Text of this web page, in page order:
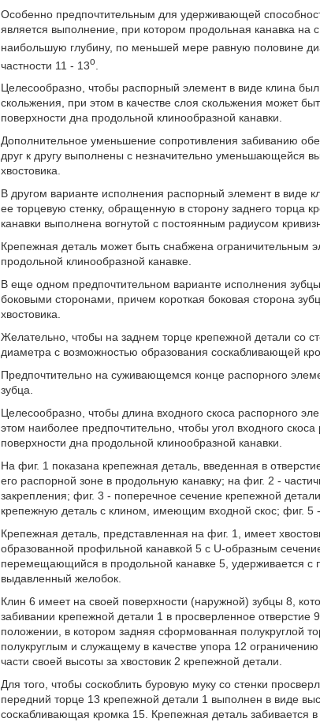
Особенно предпочтительным для удерживающей
является выполнение, при котором продольная канавка
наибольшую глубину, по меньшей мере равную половине
частности 11 - 13o
Целесообразно, чтобы распорный элемент в виде клина
скольжения, при этом в качестве слоя скольжения может
поверхности дна продольной клинообразной канавки.
Дополнительное уменьшение сопротивления забиванию
друг к другу выполнены с незначительно уменьшающейся
хвостовика.
В другом варианте исполнения распорный элемент в виде
ее торцевую стенку, обращенную в сторону заднего торца
канавки выполнена вогнутой с постоянным радиусом
Крепежная деталь может быть снабжена
продольной клинообразной канавке.
В еще одном предпочтительном варианте исполнения
боковыми сторонами, причем короткая боковая сторона
хвостовика.
Желательно, чтобы на заднем торце крепежной детали со
диаметра с возможностью образования соскабливающей
Предпочтительно на суживающемся конце распорного
зубца.
Целесообразно, чтобы длина входного скоса распорного
этом наиболее предпочтительно, чтобы угол входного
поверхности дна продольной клинообразной канавки.
На фиг. 1 показана крепежная деталь, введенная в
его распорной зоне в продольную канавку; на фиг. 2 -
закрепления; фиг. 3 - поперечное сечение крепежной
крепежную деталь с клином, имеющим входной скос; фиг. 5
Крепежная деталь, представленная на фиг. 1, имеет
образованной профильной канавкой 5 с U-образным
перемещающийся в продольной канавке 5, удерживается
выдавленный желобок.
Клин 6 имеет на своей поверхности (наружной) зубцы 8,
забивании крепежной детали 1 в просверленное
положении, в котором задняя сформованная полукруглой
полукруглым и служащему в качестве упора 12
части своей высоты за хвостовик 2 крепежной детали.
Для того, чтобы соскоблить буровую муку со стенки
передний торце 13 крепежной детали 1 выполнен в виде
соскабливающая кромка 15. Крепежная деталь забивается